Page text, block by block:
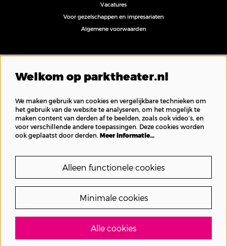
Vacatures
Voor gezelschappen en impresariaten
Algemene voorwaarden
Inschrijven nieuwsbrief
Welkom op parktheater.nl
We maken gebruik van cookies en vergelijkbare technieken om
het gebruik van de website te analyseren, om het mogelijk te
maken content van derden af te beelden, zoals ook video’s, en
voor verschillende andere toepassingen. Deze cookies worden
ook geplaatst door derden. Meer informatie…
Alleen functionele cookies
Minimale cookies
Alle cookies